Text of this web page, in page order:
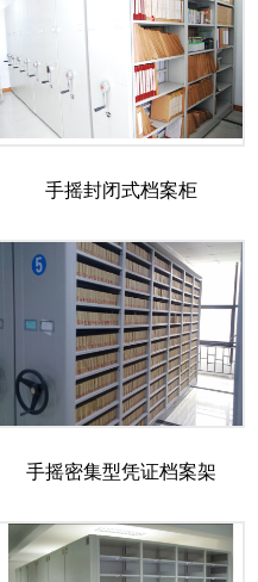
手摇封闭式档案柜
手摇密集型凭证档案架